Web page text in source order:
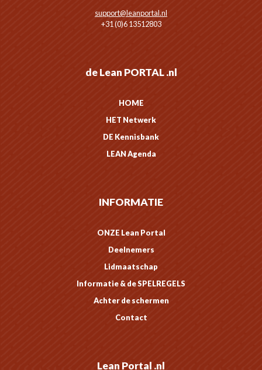
support@leanportal.nl
+31 (0)6 13512803
de Lean PORTAL .nl
HOME
HET Netwerk
DE Kennisbank
LEAN Agenda
INFORMATIE
ONZE Lean Portal
Deelnemers
Lidmaatschap
Informatie & de SPELREGELS
Achter de schermen
Contact
Lean Portal .nl